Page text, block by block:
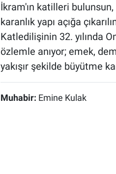
İkram'ın katilleri
karanlık yapı açığa
Katledilişinin 32. yılında
özlemle anıyor; emek,
yakışır şekilde büyütme
Muhabir: Emine Kulak